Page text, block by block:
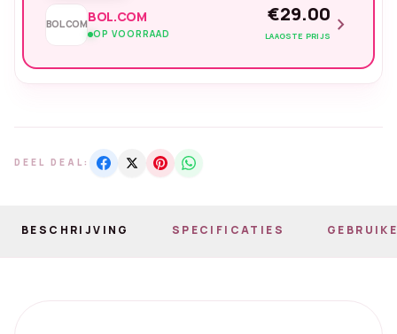
BOL.COMBOL.COM
OP VOORRAAD
€29.00
LAAGSTE PRIJS chevron_right
DEEL DEAL:
BESCHRIJVING SPECIFICATIES